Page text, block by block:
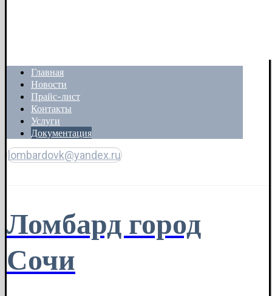
Главная
Новости
Прайс-лист
Контакты
Услуги
Документация
lombardovk@yandex.ru
Ломбард город
Сочи